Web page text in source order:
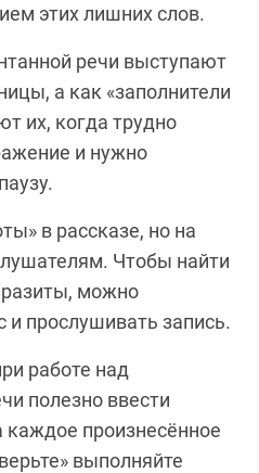
этих лишних слов.
речи выступают
а как «заполнители
их, когда трудно
и нужно
в рассказе, но на
Чтобы найти
можно
и прослушивать запись.
работе над
полезно ввести
каждое произнесённое
выполняйте